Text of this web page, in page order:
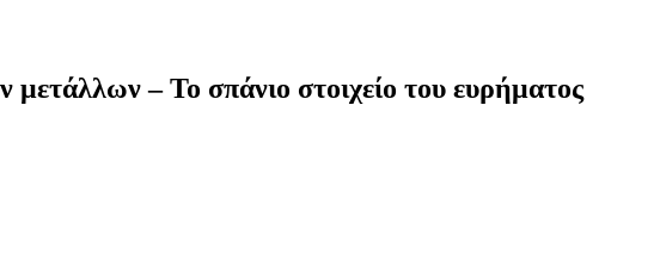
μετάλλων – Το σπάνιο στοιχείο του ευρήματος